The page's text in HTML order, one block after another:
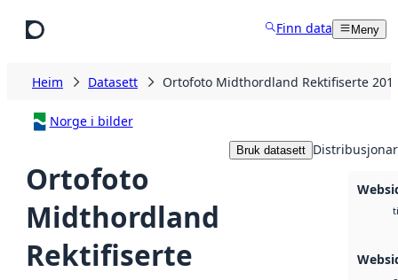
Finn data Meny
Heim Datasett Ortofoto Midthordland Rektifiserte
Norge i bilder
Ortofoto
Midthordland
Rektifiserte
Bruk datasett Distribusjonar